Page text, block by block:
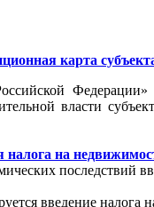
карта
власти
налога на
последствий
введение